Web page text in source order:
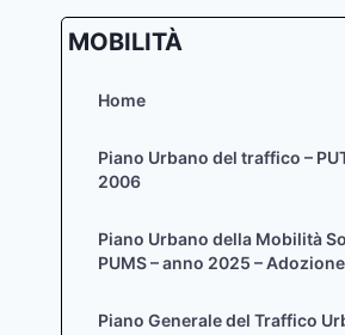
MOBILITÀ
Home
Piano Urbano del traffico –
2006
Piano Urbano della Mobilità
PUMS – anno 2025 – Adozione
Piano Generale del Traffico